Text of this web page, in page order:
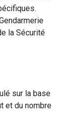
la Sécurité
sur la base
et du nombre